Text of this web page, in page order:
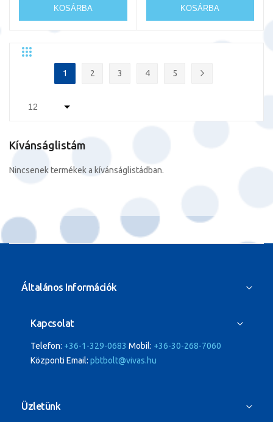
KOSÁRBA KOSÁRBA
Rács
Oldal
You're currently reading page
1
2
3
4
5
Kívánságlistám
Nincsenek termékek a kívánságlistádban.
Általános Információk
Kapcsolat
Telefon: +36-1-329-0683 Mobil: +36-30-268-7060
Központi Email: pbtbolt@vivas.hu
Üzletünk